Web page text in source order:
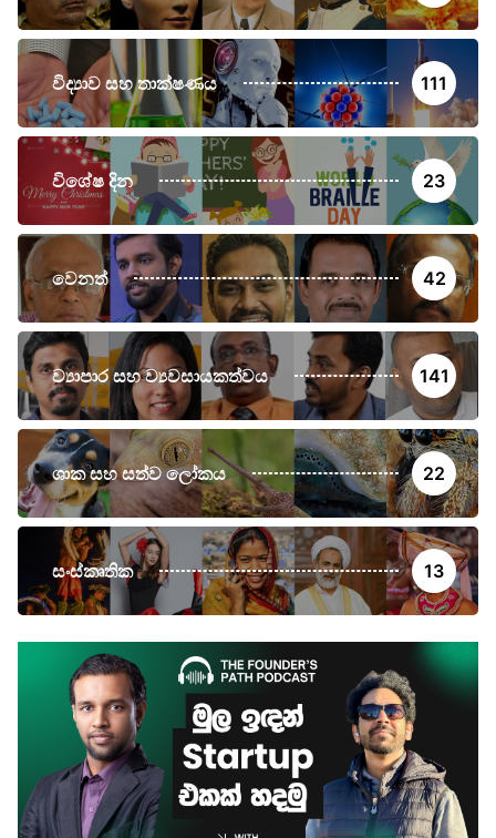
විද්‍යාව සහ තාක්ෂණය 111
විශේෂ දින 23
වෙනත් 42
ව්‍යාපාර සහ ව්‍යවසායකත්වය 141
ශාක සහ සත්ව ලෝකය 22
සංස්කෘතික 13